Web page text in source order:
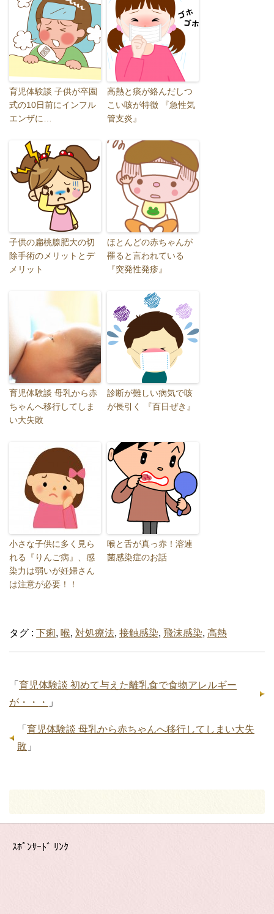
育児体験談 子供が卒園
式の10日前にインフル
エンザに…
高熱と痰が絡んだしつ
こい咳が特徴 『急性気
管支炎』
子供の扁桃腺肥大の切
除手術のメリットとデ
メリット
ほとんどの赤ちゃんが
罹ると言われている
『突発性発疹』
育児体験談 母乳から赤
ちゃんへ移行してしま
い大失敗
診断が難しい病気で咳
が長引く 『百日ぜき』
小さな子供に多く見ら
れる『りんご病』、感
染力は弱いが妊婦さん
は注意が必要！！
喉と舌が真っ赤！溶連
菌感染症のお話
タグ : 下痢, 喉, 対処療法, 接触感染, 飛沫感染, 高熱
「 育児体験談 初めて与えた離乳食で食物アレルギー
が・・・
」
「 育児体験談 母乳から赤ちゃんへ移行してしまい大失
敗 」
ｽﾎﾟﾝｻｰﾄﾞ ﾘﾝｸ